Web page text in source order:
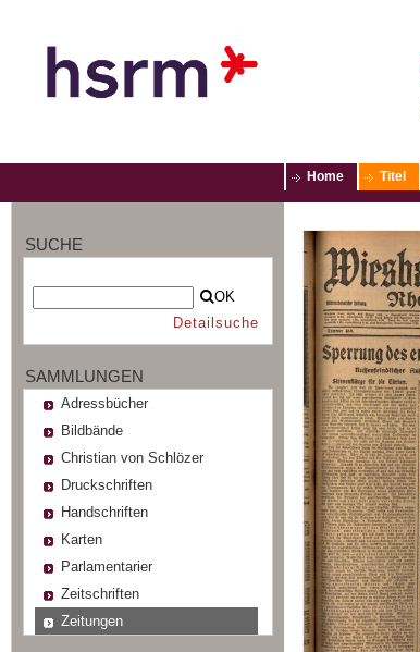
Home Titel
SUCHE
OK
Detailsuche
SAMMLUNGEN
Adressbücher
Bildbände
Christian von Schlözer
Druckschriften
Handschriften
Karten
Parlamentarier
Zeitschriften
Zeitungen